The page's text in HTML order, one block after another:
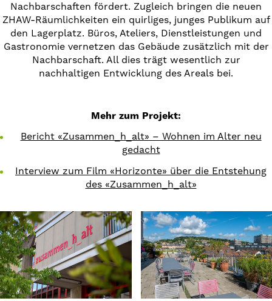
Nachbarschaften fördert. Zugleich bringen die neuen
ZHAW-Räumlichkeiten ein quirliges, junges Publikum auf
den Lagerplatz. Büros, Ateliers, Dienstleistungen und
Gastronomie vernetzen das Gebäude zusätzlich mit der
Nachbarschaft. All dies trägt wesentlich zur
nachhaltigen Entwicklung des Areals bei.
Mehr zum Projekt:
Bericht «Zusammen_h_alt» – Wohnen im Alter neu
gedacht
Interview zum Film «Horizonte» über die Entstehung
des «Zusammen_h_alt»